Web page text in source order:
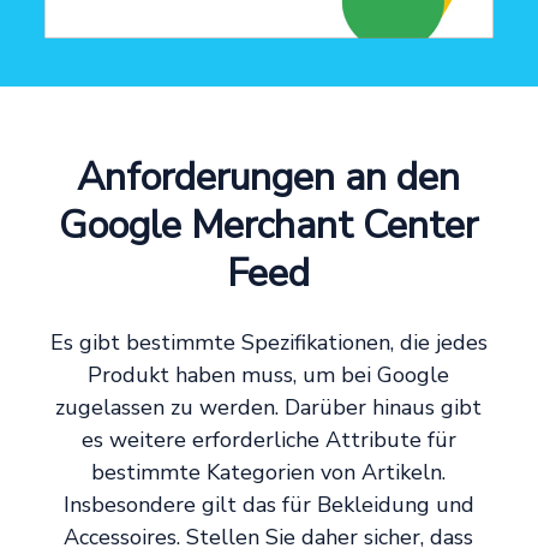
Anforderungen an den
Google Merchant Center
Feed
Es gibt bestimmte Spezifikationen, die jedes
Produkt haben muss, um bei Google
zugelassen zu werden. Darüber hinaus gibt
es weitere erforderliche Attribute für
bestimmte Kategorien von Artikeln.
Insbesondere gilt das für Bekleidung und
Accessoires. Stellen Sie daher sicher, dass